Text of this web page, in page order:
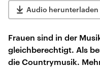
Audio herunterladen
Frauen sind in der
gleichberechtigt. Als
die Countrymusik.